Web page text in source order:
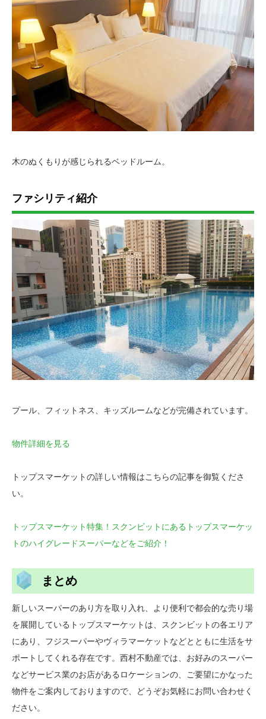
木のぬくもりが感じられるベッドルーム。
ファシリティ紹介
プール、フィットネス、キッズルームなどが完備されています。
物件詳細を見る
トップスマーケットの詳しい情報はこちらの記事を御覧くださ
い。
トップスマーケット特集！スクンビットにあるトップスマーケッ
トのハイグレードスーパーなどをご紹介！
まとめ
新しいスーパーのあり方を取り入れ、より便利で都会的な売り場
を展開しているトップスマーケットは、スクンビットの各エリア
にあり、フジスーパーやヴィラマーケットなどとともに生活をサ
ポートしてくれる存在です。西村不動産では、お好みのスーパー
などサービス業のお店があるロケーションの、ご要望にかなった
物件をご案内しておりますので、どうぞお気軽にお問い合わせく
ださい。